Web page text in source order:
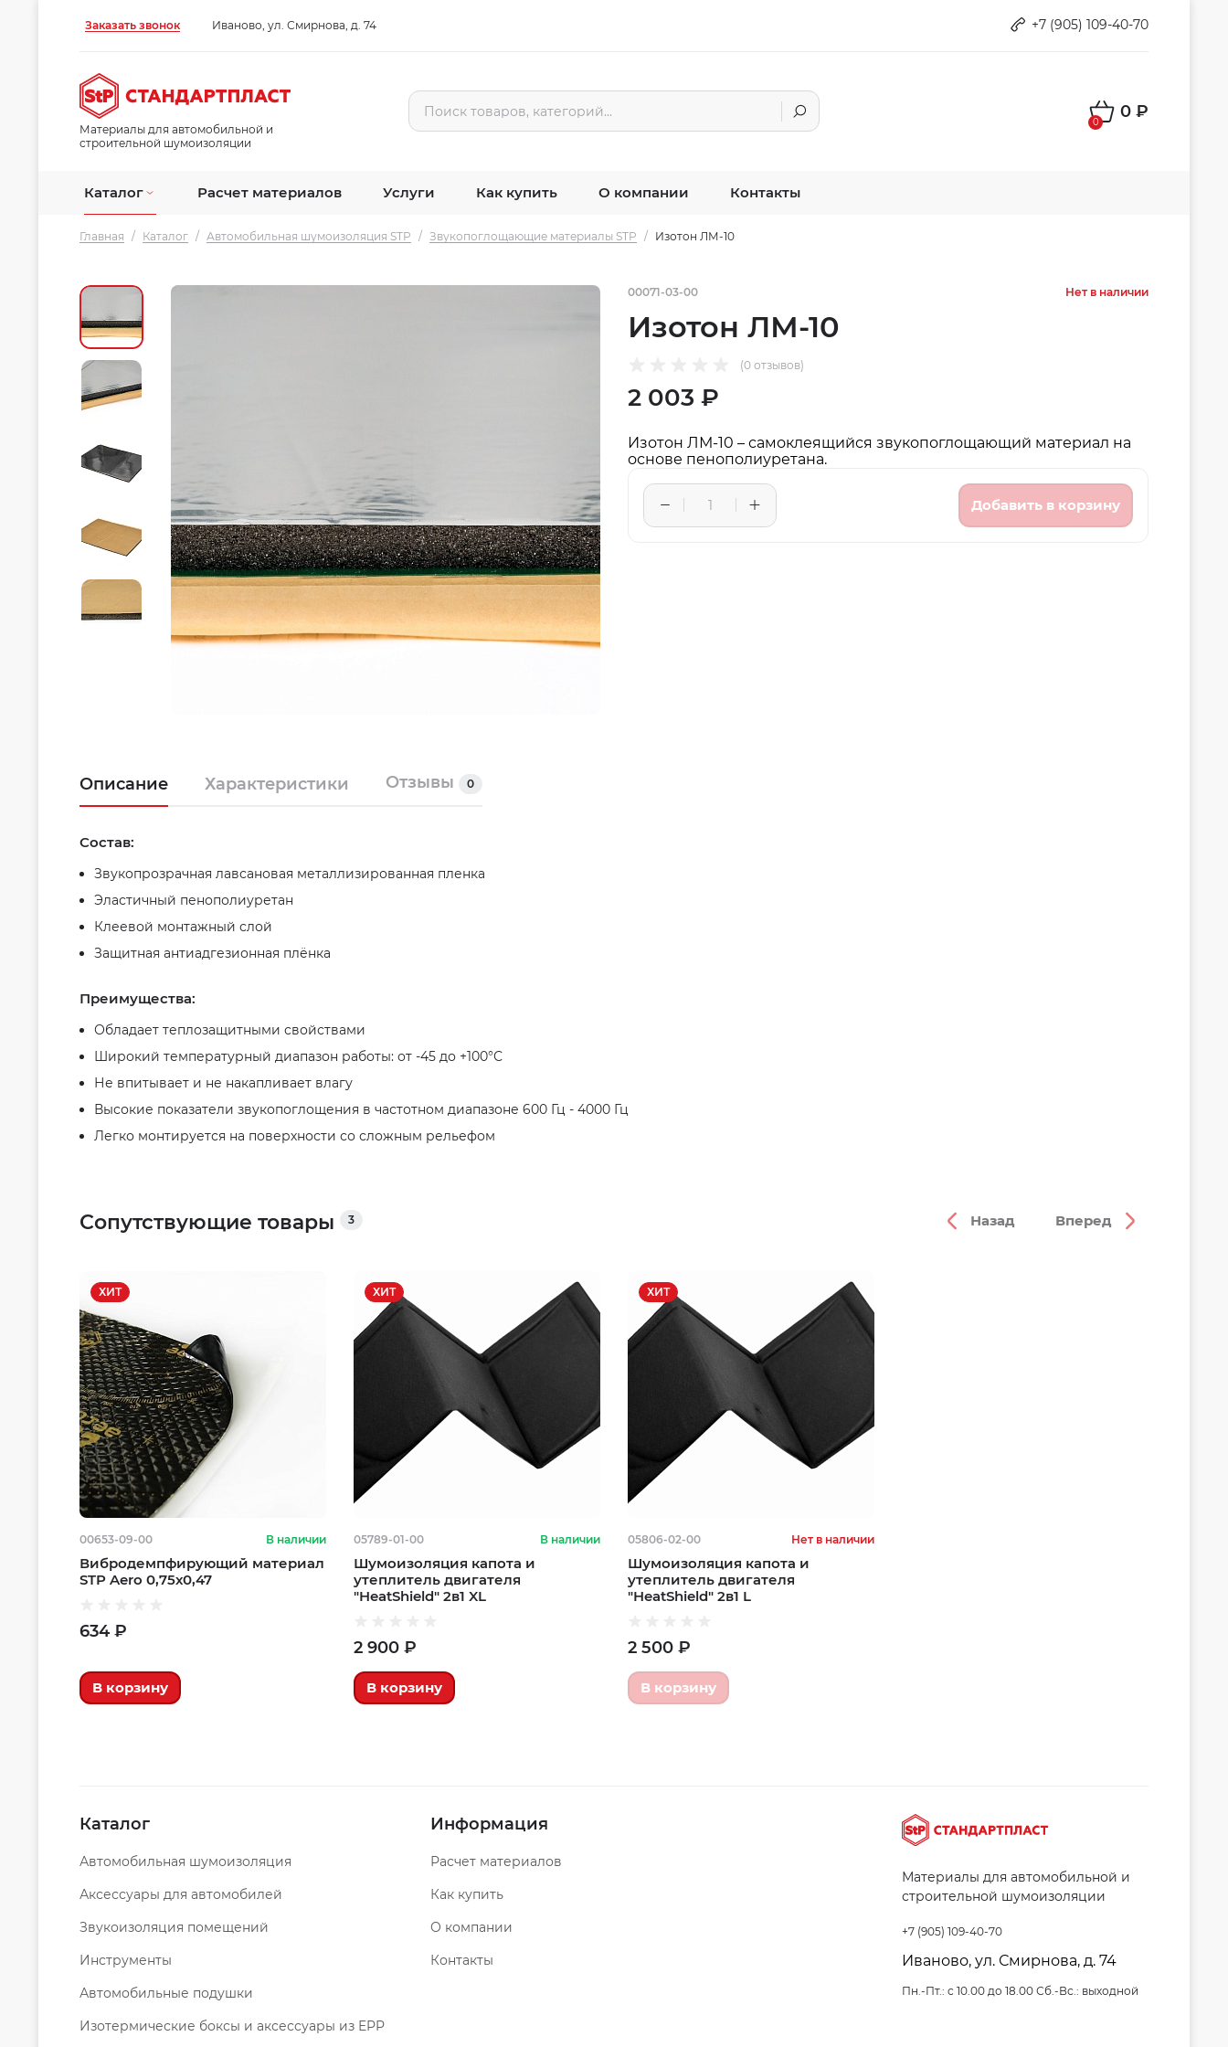
Заказать звонок Иваново, ул. Смирнова, д. 74 +7 (905) 109-40-70
Материалы для автомобильной и
строительной шумоизоляции
0
0 ₽
Каталог Расчет материалов Услуги Как купить О компании Контакты
Главная / Каталог / Автомобильная шумоизоляция STP / Звукопоглощающие материалы STP / Изотон ЛМ-10
00071-03-00 Нет в наличии
Изотон ЛМ-10
(0 отзывов)
2 003 ₽
Изотон ЛМ-10 – самоклеящийся звукопоглощающий материал на
основе пенополиуретана.
Добавить в корзину
Описание Характеристики Отзывы 0
Состав:
Звукопрозрачная лавсановая металлизированная пленка
Эластичный пенополиуретан
Клеевой монтажный слой
Защитная антиадгезионная плёнка
Преимущества:
Обладает теплозащитными свойствами
Широкий температурный диапазон работы: от -45 до +100°С
Не впитывает и не накапливает влагу
Высокие показатели звукопоглощения в частотном диапазоне 600 Гц - 4000 Гц
Легко монтируется на поверхности со сложным рельефом
Сопутствующие товары 3
ХИТ
00653-09-00 В наличии
Вибродемпфирующий материал
STP Aero 0,75х0,47
634 ₽
В корзину
ХИТ
05789-01-00 В наличии
Шумоизоляция капота и
утеплитель двигателя
"HeatShield" 2в1 XL
2 900 ₽
В корзину
ХИТ
05806-02-00 Нет в наличии
Шумоизоляция капота и
утеплитель двигателя
"HeatShield" 2в1 L
2 500 ₽
В корзину
Каталог
Автомобильная шумоизоляция
Аксессуары для автомобилей
Звукоизоляция помещений
Инструменты
Автомобильные подушки
Изотермические боксы и аксессуары из EPP
Информация
Расчет материалов
Как купить
О компании
Контакты
Материалы для автомобильной и
строительной шумоизоляции
+7 (905) 109-40-70
Иваново, ул. Смирнова, д. 74
Пн.-Пт.: с 10.00 до 18.00 Сб.-Вс.: выходной